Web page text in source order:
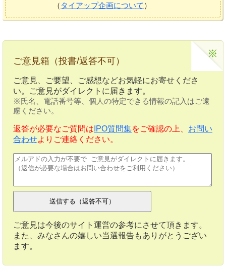
（ タイアップ企画について ）
ご意見箱（投書/返答不可）
ご意見、ご要望、ご感想などお気軽にお寄せくださ
い。ご意見がダイレクトに届きます。
※氏名、電話番号等、個人の特定できる情報の記入はご遠
慮ください。
返答が必要なご質問は IPO質問集をご確認の上、 お問い
合わせよりご連絡ください。
ご意見は今後のサイト運営の参考にさせて頂きます。
また、みなさんの嬉しい当選報告もありがとうござい
ます。